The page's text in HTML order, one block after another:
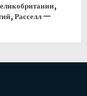
Расселл —